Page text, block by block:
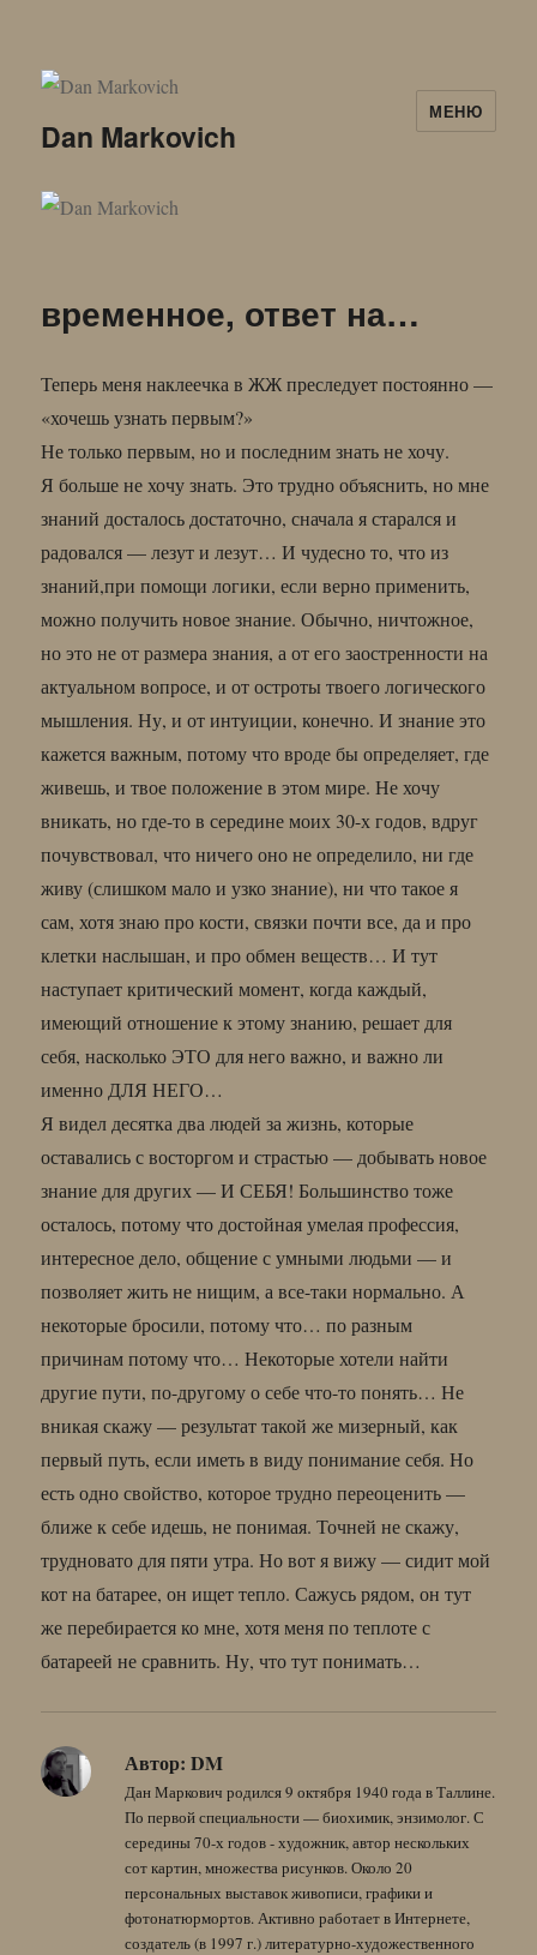
Dan Markovich
МЕНЮ
временное, ответ на…
Теперь меня наклеечка в ЖЖ преследует постоянно —
«хочешь узнать первым?»
Не только первым, но и последним знать не хочу.
Я больше не хочу знать. Это трудно объяснить, но мне
знаний досталось достаточно, сначала я старался и
радовался — лезут и лезут… И чудесно то, что из
знаний,при помощи логики, если верно применить,
можно получить новое знание. Обычно, ничтожное,
но это не от размера знания, а от его заостренности на
актуальном вопросе, и от остроты твоего логического
мышления. Ну, и от интуиции, конечно. И знание это
кажется важным, потому что вроде бы определяет, где
живешь, и твое положение в этом мире. Не хочу
вникать, но где-то в середине моих 30-х годов, вдруг
почувствовал, что ничего оно не определило, ни где
живу (слишком мало и узко знание), ни что такое я
сам, хотя знаю про кости, связки почти все, да и про
клетки наслышан, и про обмен веществ… И тут
наступает критический момент, когда каждый,
имеющий отношение к этому знанию, решает для
себя, насколько ЭТО для него важно, и важно ли
именно ДЛЯ НЕГО…
Я видел десятка два людей за жизнь, которые
оставались с восторгом и страстью — добывать новое
знание для других — И СЕБЯ! Большинство тоже
осталось, потому что достойная умелая профессия,
интересное дело, общение с умными людьми — и
позволяет жить не нищим, а все-таки нормально. А
некоторые бросили, потому что… по разным
причинам потому что… Некоторые хотели найти
другие пути, по-другому о себе что-то понять… Не
вникая скажу — результат такой же мизерный, как
первый путь, если иметь в виду понимание себя. Но
есть одно свойство, которое трудно переоценить —
ближе к себе идешь, не понимая. Точней не скажу,
трудновато для пяти утра. Но вот я вижу — сидит мой
кот на батарее, он ищет тепло. Сажусь рядом, он тут
же перебирается ко мне, хотя меня по теплоте с
батареей не сравнить. Ну, что тут понимать…
Автор: DM
Дан Маркович родился 9 октября 1940 года в Таллине.
По первой специальности — биохимик, энзимолог. С
середины 70-х годов - художник, автор нескольких
сот картин, множества рисунков. Около 20
персональных выставок живописи, графики и
фотонатюрмортов. Активно работает в Интернете,
создатель (в 1997 г.) литературно-художественного